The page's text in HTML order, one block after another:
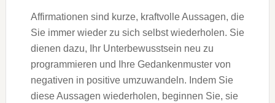
Affirmationen sind kurze, kraftvolle Aussagen, die
Sie immer wieder zu sich selbst wiederholen. Sie
dienen dazu, Ihr Unterbewusstsein neu zu
programmieren und Ihre Gedankenmuster von
negativen in positive umzuwandeln. Indem Sie
diese Aussagen wiederholen, beginnen Sie, sie